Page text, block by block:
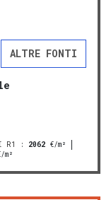
ALTRE FONTI
R1 : 2062 €/m²
m²